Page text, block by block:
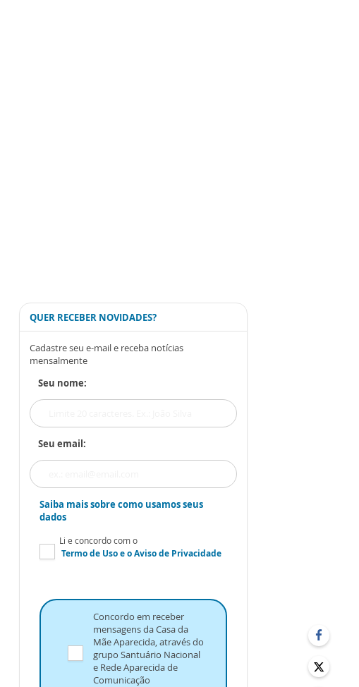
QUER RECEBER NOVIDADES?
Cadastre seu e-mail e receba notícias
mensalmente
Seu nome:
Seu email:
Saiba mais sobre como usamos seus
dados
Li e concordo com o
Termo de Usoe oAviso de Privacidade
Concordo em receber
mensagens da Casa da
Mãe Aparecida, através do
grupo Santuário Nacional
e Rede Aparecida de
Comunicação